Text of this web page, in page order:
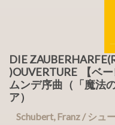
DIE
)OUVERTURE 【ベ
ムンデ序曲（「魔法
ア）
Schubert, Franz / シュ